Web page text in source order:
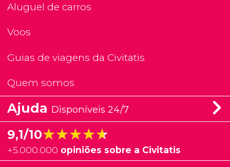
Aluguel de carros
Voos
Guias de viagens da Civitatis
Quem somos
Ajuda Disponíveis 24/7
9,1/10★★★★★
★★★★★
+5.000.000 opiniões sobre a Civitatis